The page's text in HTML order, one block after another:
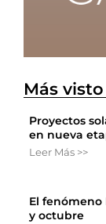
Más visto
Proyectos
en nueva
Leer Más >>
El
y octubre